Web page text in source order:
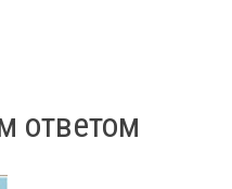
ответом